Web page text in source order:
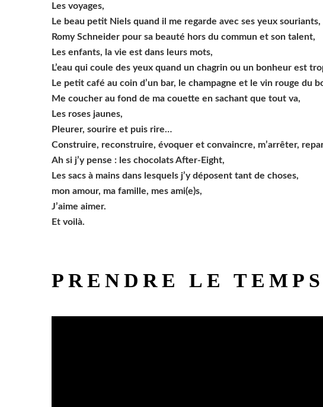
Les voyages,
Le beau petit Niels quand il me regarde avec ses yeux souriants,
Romy Schneider pour sa beauté hors du commun et son talent,
Les enfants, la vie est dans leurs mots,
L’eau qui coule des yeux quand un chagrin ou un bonheur est
Le petit café au coin d’un bar, le champagne et le vin rouge du
Me coucher au fond de ma couette en sachant que tout va,
Les roses jaunes,
Pleurer, sourire et puis rire…
Construire, reconstruire, évoquer et convaincre, m’arrêter,
Ah si j’y pense : les chocolats After-Eight,
Les sacs à mains dans lesquels j’y déposent tant de choses,
mon amour, ma famille, mes ami(e)s,
J’aime aimer.
Et voilà.
PRENDRE LE